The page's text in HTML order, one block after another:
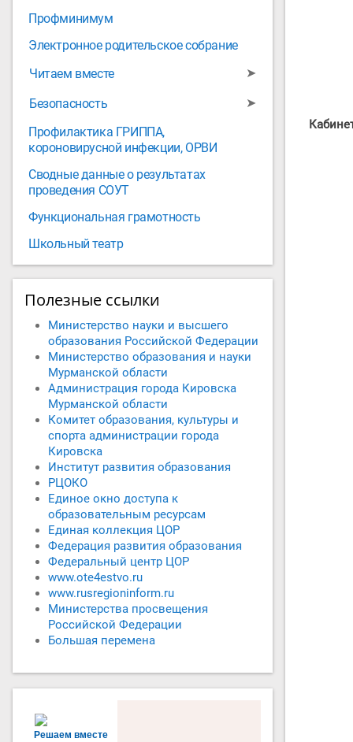
Профминимум
Электронное родительское собрание
Читаем вместе
➤
Безопасность
➤
Профилактика ГРИППА,
короновирусной инфекции, ОРВИ
Сводные данные о результатах
проведения СОУТ
Функциональная грамотность
Школьный театр
Полезные ссылки
Министерство науки и высшего
образования Российской Федерации
Министерство образования и науки
Мурманской области
Администрация города Кировска
Мурманской области
Комитет образования, культуры и
спорта администрации города
Кировска
Институт развития образования
РЦОКО
Единое окно доступа к
образовательным ресурсам
Единая коллекция ЦОР
Федерация развития образования
Федеральный центр ЦОР
www.ote4estvo.ru
www.rusregioninform.ru
Министерства просвещения
Российской Федерации
Большая перемена
Решаем вместе